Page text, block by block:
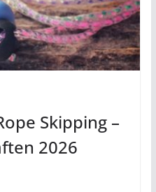
Skipping –
2026